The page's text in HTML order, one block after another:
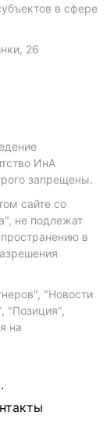
в сфере
26
ИнА
запрещены.
сайте со
не подлежат
в
"Новости
"Позиция",
на